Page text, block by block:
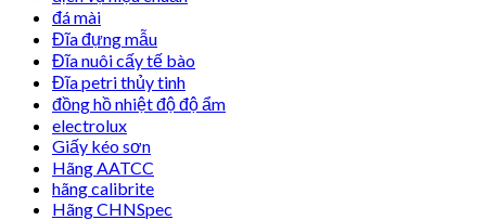
đá mài
Đĩa đựng mẫu
Đĩa nuôi cấy tế bào
Đĩa petri thủy tinh
đồng hồ nhiệt độ độ ẩm
electrolux
Giấy kéo sơn
Hãng AATCC
hãng calibrite
Hãng CHNSpec